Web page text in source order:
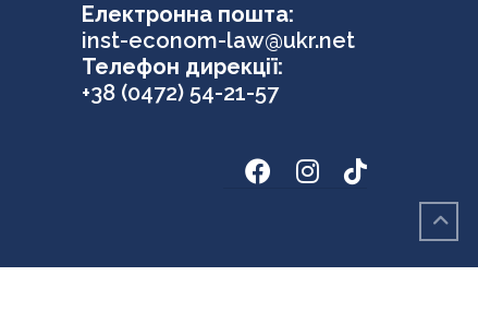
Електронна пошта:
inst-econom-law@ukr.net
Телефон дирекції:
+38 (0472) 54-21-57